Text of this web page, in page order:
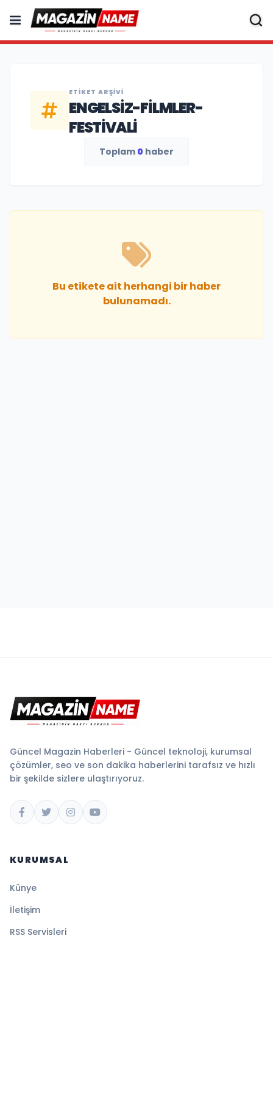
ETIKET ARŞIVI
ENGELSIZ-FILMLER-
FESTIVALI
Toplam 0 haber
Bu etikete ait herhangi bir haber
bulunamadı.
Güncel Magazin Haberleri - Güncel teknoloji, kurumsal
çözümler, seo ve son dakika haberlerini tarafsız ve hızlı
bir şekilde sizlere ulaştırıyoruz.
KURUMSAL
Künye
İletişim
RSS Servisleri